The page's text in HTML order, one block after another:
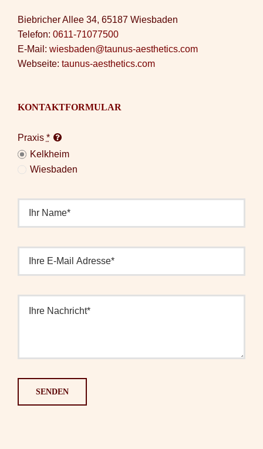
Biebricher Allee 34, 65187 Wiesbaden
Telefon: 0611-71077500
E-Mail: wiesbaden@taunus-aesthetics.com
Webseite: taunus-aesthetics.com
KONTAKTFORMULAR
Praxis *
Kelkheim
Wiesbaden
SENDEN